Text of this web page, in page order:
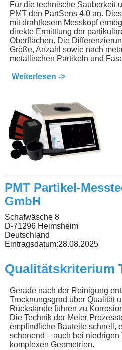
Für die technische Sauberkeit
PMT den PartSens 4.0 an.
mit drahtlosem Messkopf
direkte Ermittlung der
Oberflächen. Die
Größe, Anzahl sowie nach
metallischen Partikeln und
Weiterlesen ->
PMT Partikel-
GmbH
Schafwäsche 8
D-71296 Heimsheim
Deutschland
Eintragsdatum:28.08.2025
Qualitätskriterium
Gerade nach der Reinigung
Trocknungsgrad über Qualität
Rückstände führen zu
Die Technik der Meier
empfindliche Bauteile schnell,
schonend – auch bei niedrigen
komplexen Geometrien.